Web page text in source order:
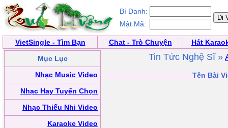
Bí Danh:
Mật Mã:
VietSingle - Tìm Bạn Chat - Trò Chuyện
Hát
Mục Lục
Nhạc Music Video
Nhạc Hay Tuyển Chọn
Nhạc Thiếu Nhi Video
Karaoke Video
Tin Tức Nghệ Sĩ »
Tên Bài